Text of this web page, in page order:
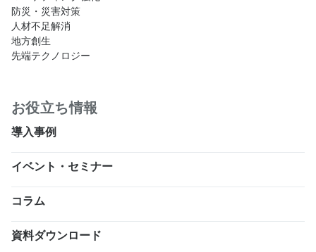
防災・災害対策
人材不足解消
地方創生
先端テクノロジー
お役立ち情報
導入事例
イベント・セミナー
コラム
資料ダウンロード